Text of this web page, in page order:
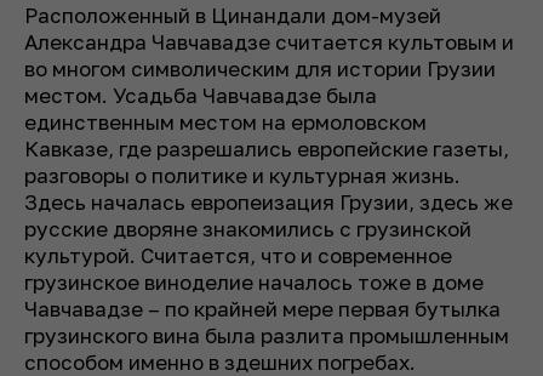
Расположенный в Цинандали дом-музей
Александра Чавчавадзе считается культовым и
во многом символическим для истории Грузии
местом. Усадьба Чавчавадзе была
единственным местом на ермоловском
Кавказе, где разрешались европейские газеты,
разговоры о политике и культурная жизнь.
Здесь началась европеизация Грузии, здесь же
русские дворяне знакомились с грузинской
культурой. Считается, что и современное
грузинское виноделие началось тоже в доме
Чавчавадзе – по крайней мере первая бутылка
грузинского вина была разлита промышленным
способом именно в здешних погребах.